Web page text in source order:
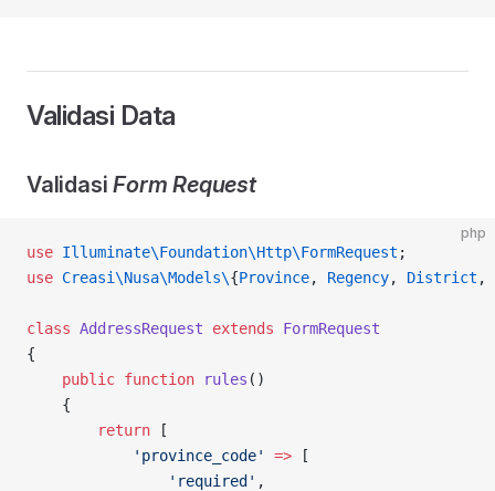
Validasi Data
ValidasiForm Request
php
use Illuminate\Foundation\Http\FormRequest ;
use Creasi\Nusa\Models\{Province, Regency, District ,
class AddressRequest extends FormRequest
{
    public
function rules ()
    {
        return
[
            'province_code'
=> [
                'required'
,